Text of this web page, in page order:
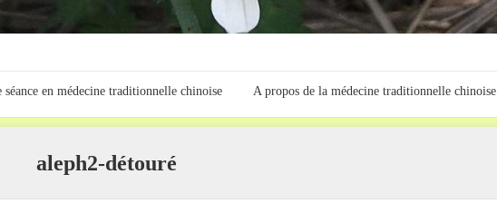
séance en médecine traditionnelle chinoise A propos de la médecine traditionnelle chinoise
aleph2-détouré